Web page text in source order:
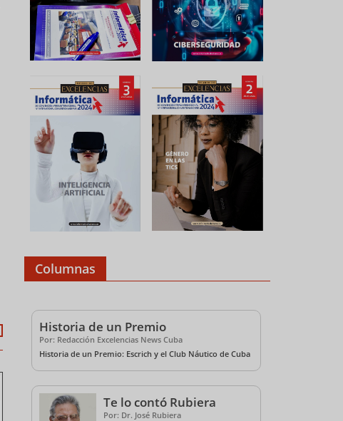
Columnas
Historia de un Premio
Por: Redacción Excelencias News Cuba
Historia de un Premio: Escrich y el Club Náutico de Cuba
Te lo contó Rubiera
Por: Dr. José Rubiera